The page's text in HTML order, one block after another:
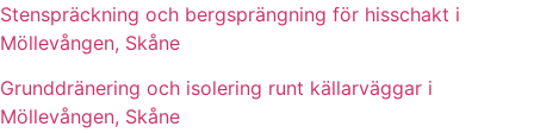
Stenspräckning och bergsprängning för hisschakt i
Möllevången, Skåne
Grunddränering och isolering runt källarväggar i
Möllevången, Skåne